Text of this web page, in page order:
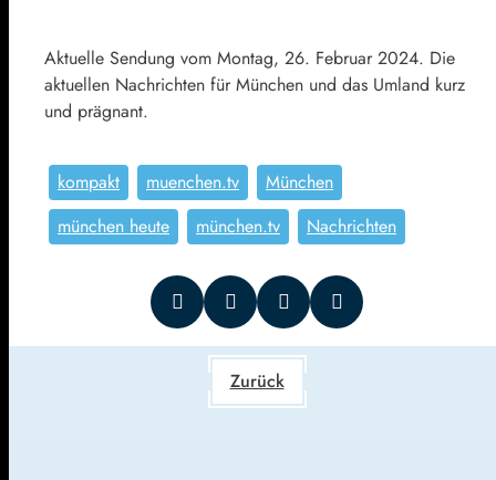
Aktuelle Sendung vom Montag, 26. Februar 2024. Die
aktuellen Nachrichten für München und das Umland kurz
und prägnant.
kompakt muenchen.tv
München
münchen heute
münchen.tv Nachrichten
Zurück